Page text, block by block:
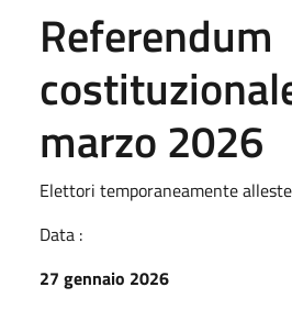
Referendum
marzo 2026
Elettori temporaneamente
Data :
27 gennaio 2026